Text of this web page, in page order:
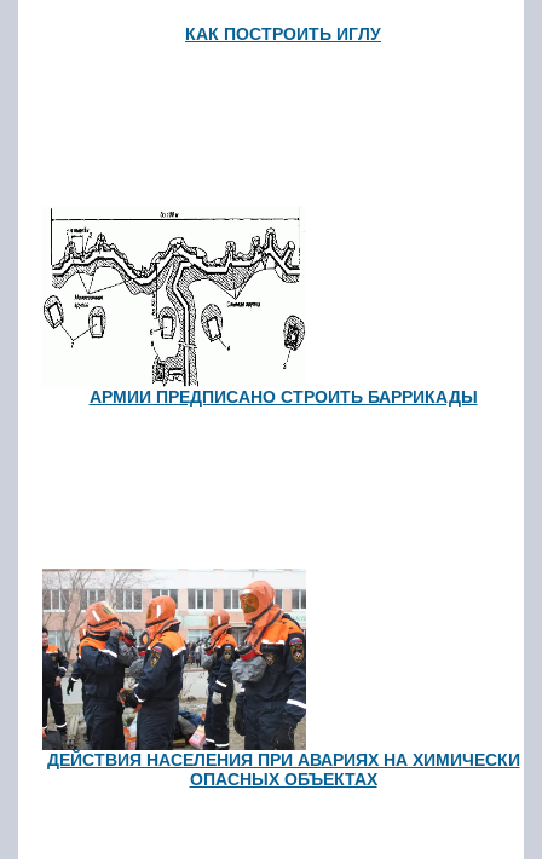
КАК ПОСТРОИТЬ ИГЛУ
АРМИИ ПРЕДПИСАНО СТРОИТЬ БАРРИКАДЫ
ДЕЙСТВИЯ НАСЕЛЕНИЯ ПРИ АВАРИЯХ НА ХИМИЧЕСКИ
ОПАСНЫХ ОБЪЕКТАХ